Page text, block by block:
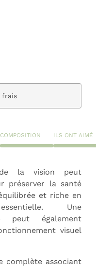
frais
COMPOSITION ILS ONT AIMÉ
la vision peut
préserver la santé
et riche en
Une
peut également
visuel
complète associant